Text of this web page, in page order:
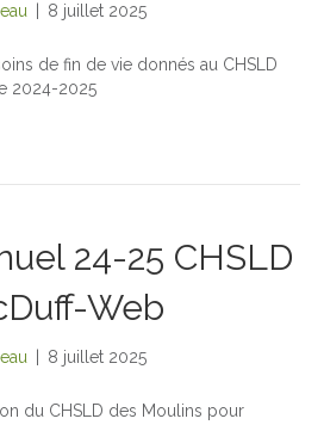
8 juillet 2025
de fin de vie donnés au CHSLD
2024-2025
24-25 CHSLD
Web
8 juillet 2025
du CHSLD des Moulins pour